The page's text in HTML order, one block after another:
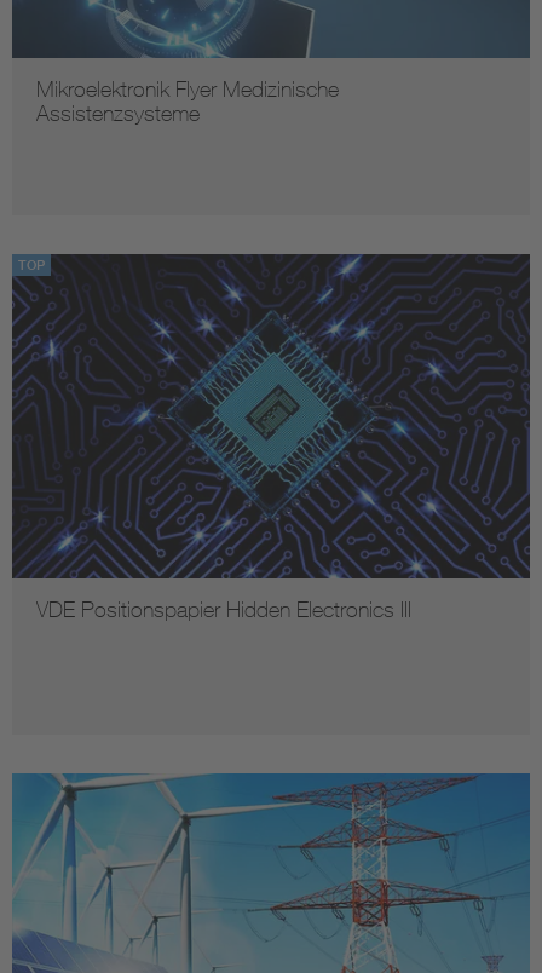
Mikroelektronik Flyer Medizinische
Assistenzsysteme
TOP
VDE Positionspapier Hidden Electronics III